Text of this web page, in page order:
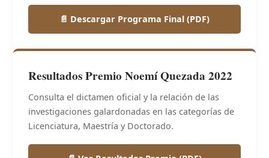
📄 Descargar Programa Final (PDF)
Resultados Premio Noemí Quezada 2022
Consulta el dictamen oficial y la relación de las
investigaciones galardonadas en las categorías de
Licenciatura, Maestría y Doctorado.